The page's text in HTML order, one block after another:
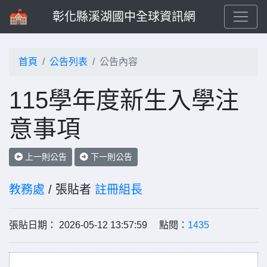
彰化縣溪湖國中全球資訊網
首頁 公告列表 公告內容
115學年度新生入學注
意事項
上一則公告 下一則公告
教務處 / 張貼者 註冊組長
張貼日期： 2026-05-12 13:57:59 點閱： 1435